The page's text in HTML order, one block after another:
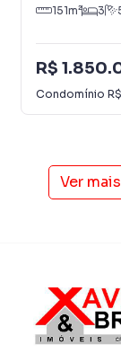
151m² 3
R$
Condomínio
Ver